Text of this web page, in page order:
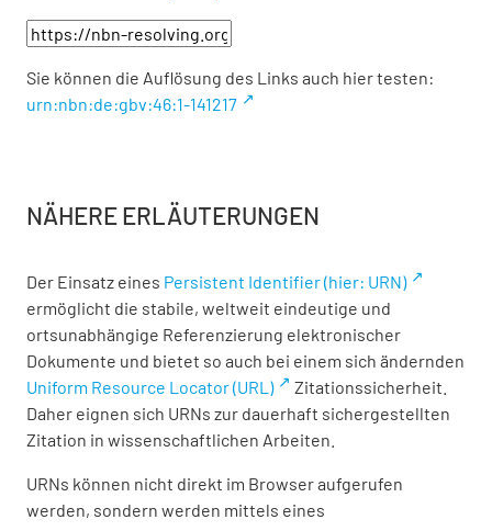
Sie können die Auflösung des Links auch hier testen:
urn:nbn:de:gbv:46:1-141217
NÄHERE ERLÄUTERUNGEN
Der Einsatz eines Persistent Identifier (hier: URN)
ermöglicht die stabile, weltweit eindeutige und
ortsunabhängige Referenzierung elektronischer
Dokumente und bietet so auch bei einem sich ändernden
Uniform Resource Locator (URL)
Zitationssicherheit.
Daher eignen sich URNs zur dauerhaft sichergestellten
Zitation in wissenschaftlichen Arbeiten.
URNs können nicht direkt im Browser aufgerufen
werden, sondern werden mittels eines